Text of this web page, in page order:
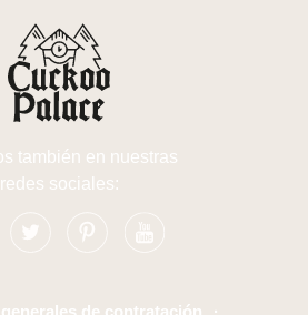
también en nuestras
redes sociales:
de contratación ·